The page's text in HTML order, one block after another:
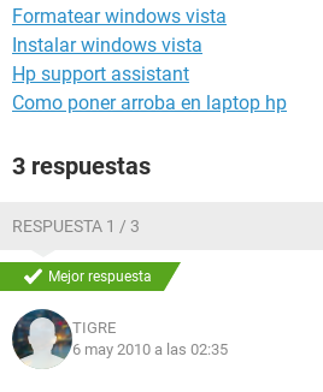
Formatear windows vista
Instalar windows vista
Hp support assistant
Como poner arroba en laptop hp
3 respuestas
RESPUESTA 1 / 3
Mejor respuesta
TIGRE
6 may 2010 a las 02:35